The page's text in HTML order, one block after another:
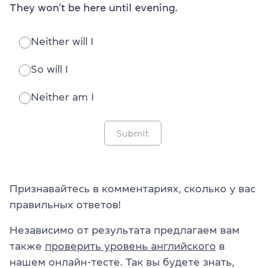
They won’t be here until evening.
Neither will I
So will I
Neither am I
Submit
Признавайтесь в комментариях, сколько у вас
правильных ответов!
Независимо от результата предлагаем вам
также проверить уровень английского в
нашем онлайн-тесте. Так вы будете знать,